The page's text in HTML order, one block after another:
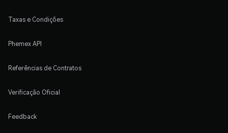
Taxas e Condições
Phemex API
Referências de Contratos
Verificação Oficial
Feedback